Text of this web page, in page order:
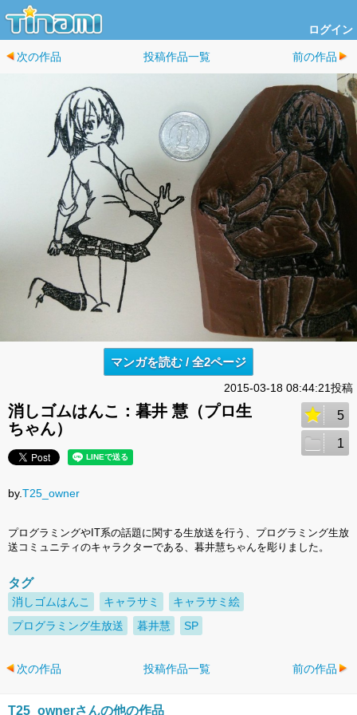
ログイン
次の作品 投稿作品一覧 前の作品
マンガを読む / 全2ページ
2015-03-18 08:44:21投稿
消しゴムはんこ：暮井 慧（プロ生
ちゃん）
5
1
by.T25_owner
プログラミングやIT系の話題に関する生放送を行う、プログラミング生放
送コミュニティのキャラクターである、暮井慧ちゃんを彫りました。
タグ
消しゴムはんこ キャラサミ
キャラサミ絵
プログラミング生放送
暮井慧 SP
次の作品 投稿作品一覧 前の作品
T25_ownerさんの他の作品